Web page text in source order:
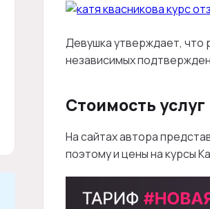
Девушка утверждает, что
независимых
Стоимость услуг
На сайтах автора
поэтому и цены на курсы